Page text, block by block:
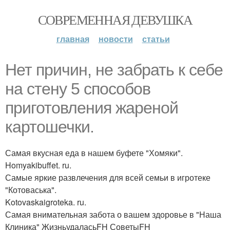
СОВРЕМЕННАЯ ДЕВУШКА
главная новости статьи
Нет причин, не забрать к себе
на стену 5 способов
приготовления жареной
картошечки.
Самая вкусная еда в нашем буфете "Хомяки".
Homyakibuffet. ru.
Самые яркие развлечения для всей семьи в игротеке
"Котоваська".
Kotovaskaigroteka. ru.
Самая внимательная забота о вашем здоровье в "Наша
Клиника" ЖизньудаласьFH СоветыFH